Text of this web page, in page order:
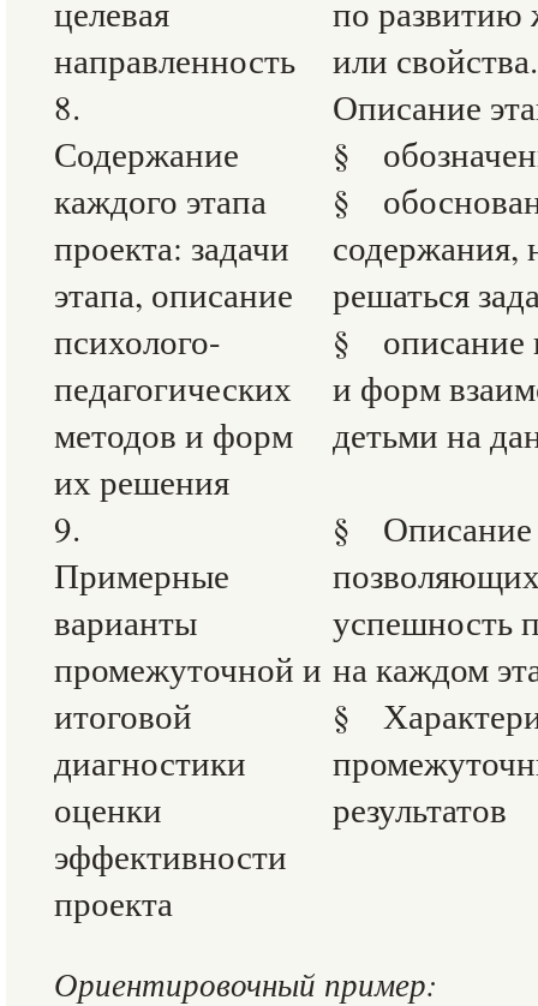
целевая
направленность
по развитию
или свойства.
8.
Содержание
каждого этапа
проекта: задачи
этапа, описание
психолого-
педагогических
методов и форм
их решения
Описание
§
§
содержания,
решаться
§ описание
и форм
детьми на
9.
Примерные
варианты
промежуточной и
итоговой
диагностики
оценки
эффективности
проекта
§ Описание
успешность
на каждом
§
результатов
Ориентировочный пример: